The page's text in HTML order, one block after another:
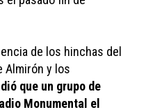
de los hinchas del
Almirón y los
que un grupo de
Monumental el